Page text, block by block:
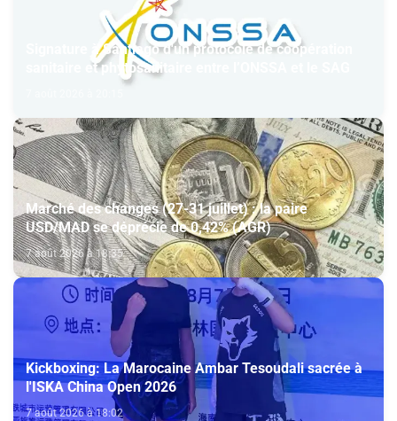
Signature à Santiago d'un protocole de coopération
sanitaire et phytosanitaire entre l’ONSSA et le SAG
Marché des changes (27-31 juillet) : la paire
USD/MAD se déprécie de 0,42% (AGR)
7 août 2026 à 18:35
Kickboxing: La Marocaine Ambar Tesoudali sacrée à
l'ISKA China Open 2026
7 août 2026 à 18:02